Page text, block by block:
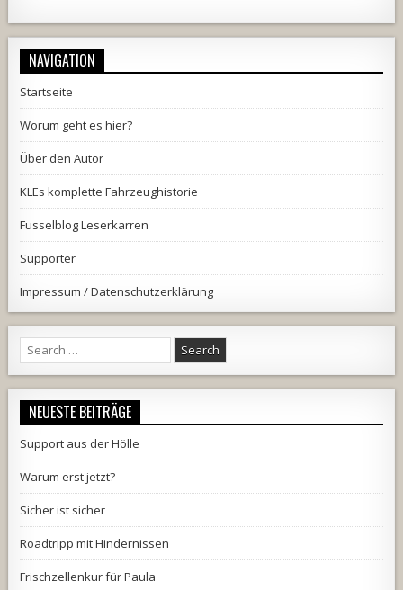
NAVIGATION
Startseite
Worum geht es hier?
Über den Autor
KLEs komplette Fahrzeughistorie
Fusselblog Leserkarren
Supporter
Impressum / Datenschutzerklärung
Search
for:
NEUESTE BEITRÄGE
Support aus der Hölle
Warum erst jetzt?
Sicher ist sicher
Roadtripp mit Hindernissen
Frischzellenkur für Paula